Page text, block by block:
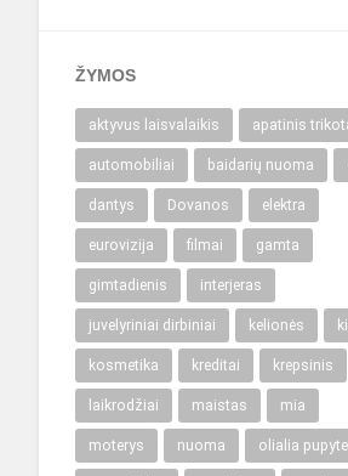
ŽYMOS
aktyvus laisvalaikis apatinis
automobiliai baidarių nuoma
dantys Dovanos elektra
eurovizija filmai gamta
gimtadienis interjeras
juvelyriniai dirbiniai kelionės
kosmetika kreditai krepsinis
laikrodžiai maistas mia
moterys nuoma olialia